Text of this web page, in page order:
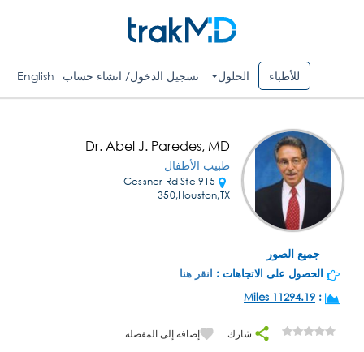
للأطباء الحلول تسجيل الدخول/ انشاء حساب English
جميع الصور
Dr. Abel J. Paredes, MD
طبيب الأطفال
915 Gessner Rd Ste
350,Houston,TX
الحصول على الاتجاهات : انقر هنا
:
11294.19 Miles
شارك إضافة إلى المفضلة